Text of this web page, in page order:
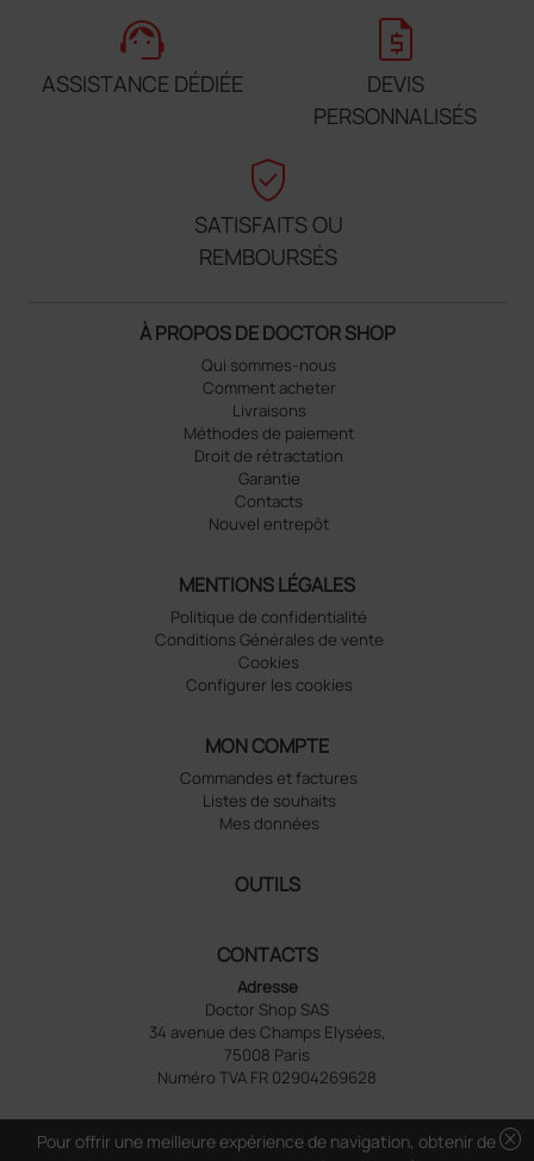
support_agent
ASSISTANCE DÉDIÉE
request_quote
DEVIS
PERSONNALISÉS
verified_user
SATISFAITS OU
REMBOURSÉS
À PROPOS DE DOCTOR SHOP
Qui sommes-nous
Comment acheter
Livraisons
Méthodes de paiement
Droit de rétractation
Garantie
Contacts
Nouvel entrepôt
MENTIONS LÉGALES
Politique de confidentialité
Conditions Générales de vente
Cookies
Configurer les cookies
MON COMPTE
Commandes et factures
Listes de souhaits
Mes données
OUTILS
CONTACTS
Adresse
Doctor Shop SAS
34 avenue des Champs Elysées,
75008 Paris
Numéro TVA FR 02904269628
cancel
Pour offrir une meilleure expérience de navigation, obtenir de